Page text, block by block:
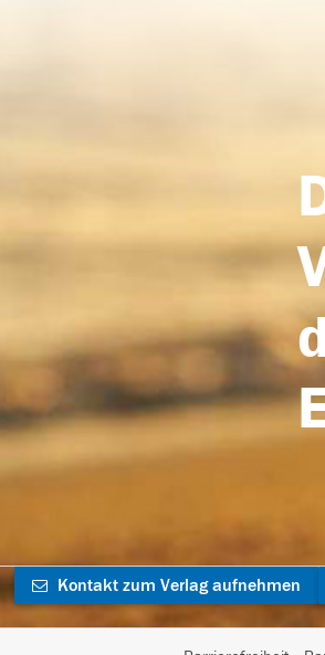
Kontakt zum Verlag aufnehmen